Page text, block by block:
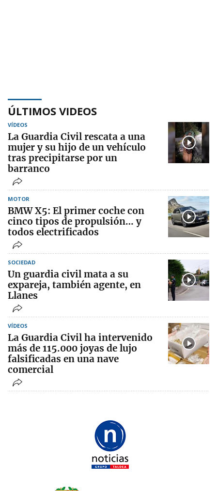
ÚLTIMOS VIDEOS
VÍDEOS
La Guardia Civil rescata a una
mujer y su hijo de un vehículo
tras precipitarse por un
barranco
MOTOR
BMW X5: El primer coche con
cinco tipos de propulsión… y
todos electrificados
SOCIEDAD
Un guardia civil mata a su
expareja, también agente, en
Llanes
VÍDEOS
La Guardia Civil ha intervenido
más de 115.000 joyas de lujo
falsificadas en una nave
comercial